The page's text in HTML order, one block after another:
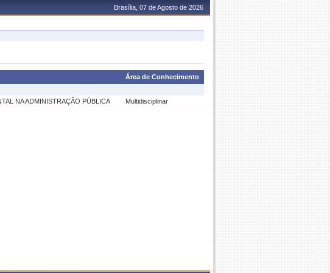
Brasília, 07 de Agosto de 2026
Área de Conhecimento
NA ADMINISTRAÇÃO PÚBLICA Multidisciplinar